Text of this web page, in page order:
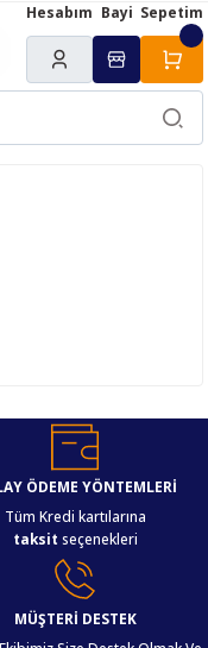
Hesabım Bayi Sepetim
ÖDEME YÖNTEMLERİ
Tüm Kredi kartılarına
taksit seçenekleri
MÜŞTERİ DESTEK